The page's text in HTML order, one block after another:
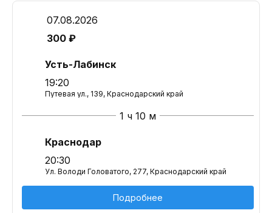
07.08.2026
300 ₽
Усть-Лабинск
19:20
Путевая ул., 139, Краснодарский край
1 ч 10 м
Краснодар
20:30
Ул. Володи Головатого, 277, Краснодарский край
Подробнее